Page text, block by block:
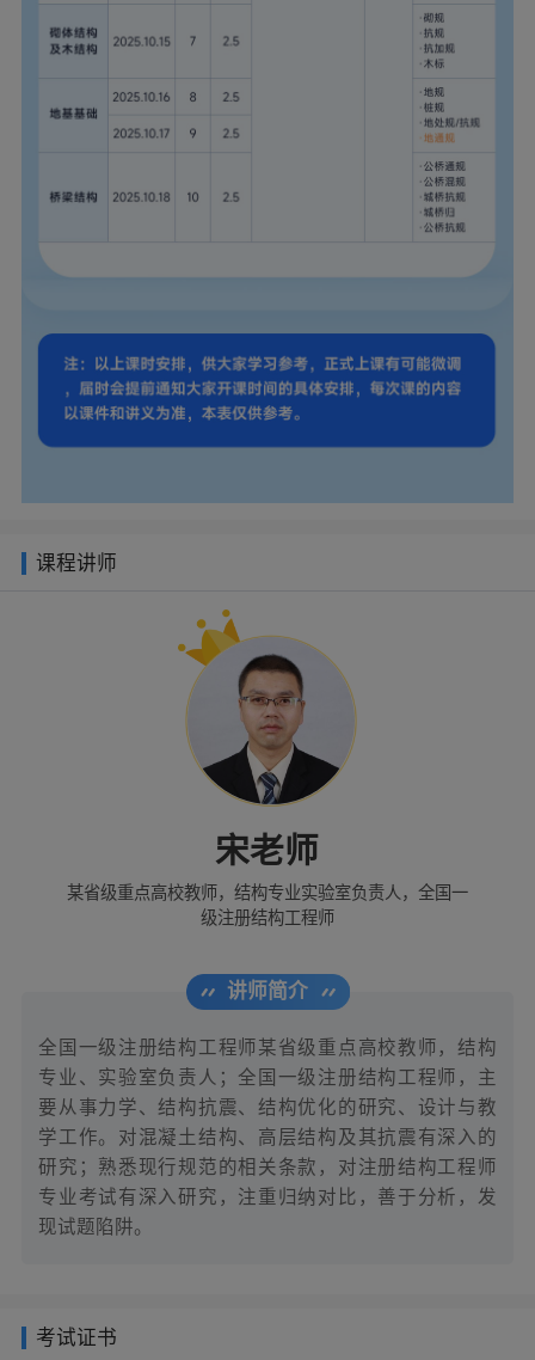
课程讲师
宋老师
某省级重点高校教师，结构专业实验室负责人，全国一
级注册结构工程师
讲师简介
全国一级注册结构工程师某省级重点高校教师，结构
专业、实验室负责人；全国一级注册结构工程师，主
要从事力学、结构抗震、结构优化的研究、设计与教
学工作。对混凝土结构、高层结构及其抗震有深入的
研究；熟悉现行规范的相关条款，对注册结构工程师
专业考试有深入研究，注重归纳对比，善于分析，发
现试题陷阱。
考试证书